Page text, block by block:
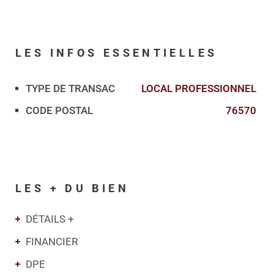
LES INFOS ESSENTIELLES
Caractérisque Valeurs
TYPE DE TRANSAC
LOCAL PROFESSIONNEL
CODE POSTAL
76570
LES + DU BIEN
DÉTAILS +
FINANCIER
DPE